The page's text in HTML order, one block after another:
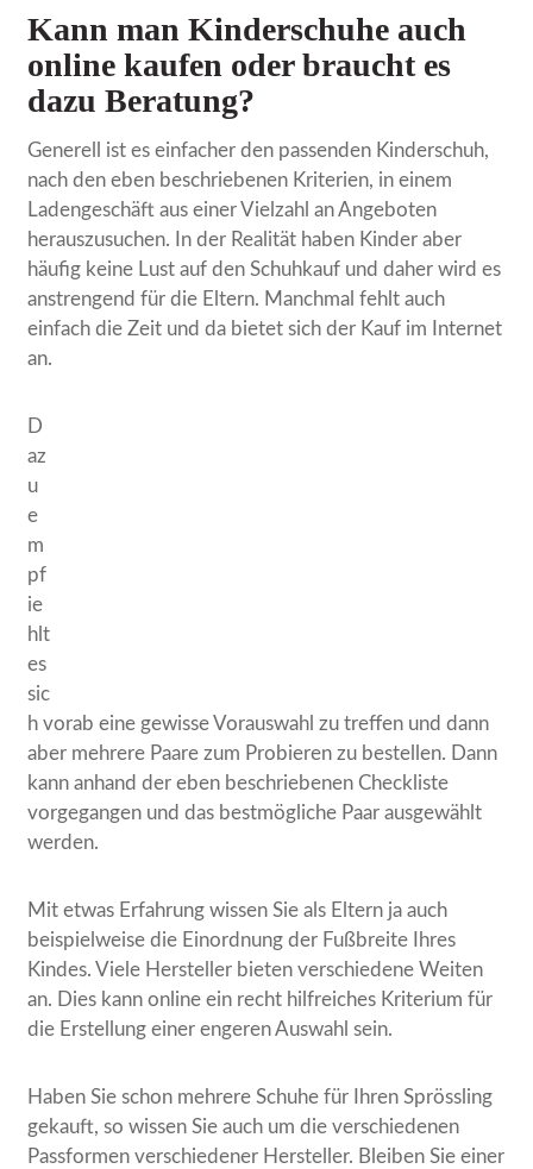
Kann man Kinderschuhe auch
online kaufen oder braucht es
dazu Beratung?
Generell ist es einfacher den passenden Kinderschuh,
nach den eben beschriebenen Kriterien, in einem
Ladengeschäft aus einer Vielzahl an Angeboten
herauszusuchen. In der Realität haben Kinder aber
häufig keine Lust auf den Schuhkauf und daher wird es
anstrengend für die Eltern. Manchmal fehlt auch
einfach die Zeit und da bietet sich der Kauf im Internet
an.
D
az
u
e
m
pf
ie
hlt
es
sic
h vorab eine gewisse Vorauswahl zu treffen und dann
aber mehrere Paare zum Probieren zu bestellen. Dann
kann anhand der eben beschriebenen Checkliste
vorgegangen und das bestmögliche Paar ausgewählt
werden.
Mit etwas Erfahrung wissen Sie als Eltern ja auch
beispielweise die Einordnung der Fußbreite Ihres
Kindes. Viele Hersteller bieten verschiedene Weiten
an. Dies kann online ein recht hilfreiches Kriterium für
die Erstellung einer engeren Auswahl sein.
Haben Sie schon mehrere Schuhe für Ihren Sprössling
gekauft, so wissen Sie auch um die verschiedenen
Passformen verschiedener Hersteller. Bleiben Sie einer